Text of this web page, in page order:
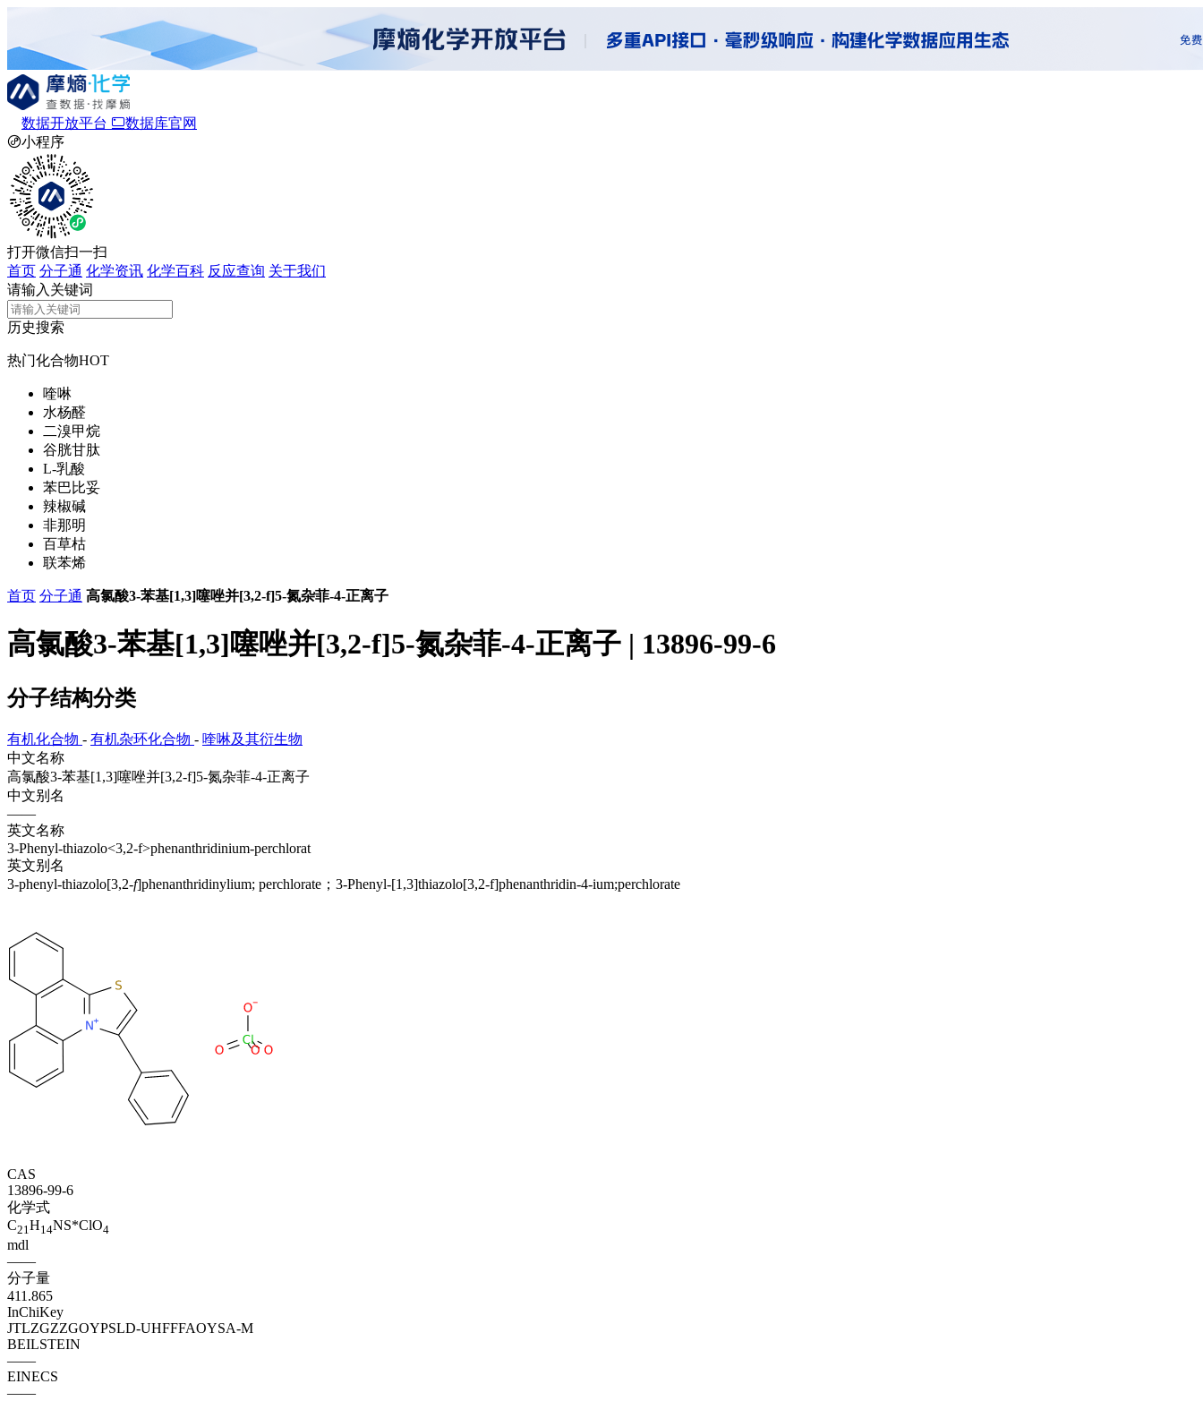
数据开放平台
数据库官网
小程序
打开微信扫一扫
首页 分子通 化学资讯 化学百科 反应查询 关于我们
请输入关键词
历史搜索
热门化合物HOT
喹啉
水杨醛
二溴甲烷
谷胱甘肽
L-乳酸
苯巴比妥
辣椒碱
非那明
百草枯
联苯烯
首页 分子通 高氯酸3-苯基[1,3]噻唑并[3,2-f]5-氮杂菲-4-正离子
高氯酸3-苯基[1,3]噻唑并[3,2-f]5-氮杂菲-4-正离子 | 13896-99-6
分子结构分类
有机化合物 - 有机杂环化合物 - 喹啉及其衍生物
中文名称
高氯酸3-苯基[1,3]噻唑并[3,2-f]5-氮杂菲-4-正离子
中文别名
——
英文名称
3-Phenyl-thiazolo<3,2-f>phenanthridinium-perchlorat
英文别名
3-phenyl-thiazolo[3,2-f]phenanthridinylium; perchlorate；3-Phenyl-[1,3]thiazolo[3,2-f]phenanthridin-4-ium;perchlorate
CAS
13896-99-6
化学式
C21 H14NS*ClO4
mdl
——
分子量
411.865
InChiKey
JTLZGZZGOYPSLD-UHFFFAOYSA-M
BEILSTEIN
——
EINECS
——